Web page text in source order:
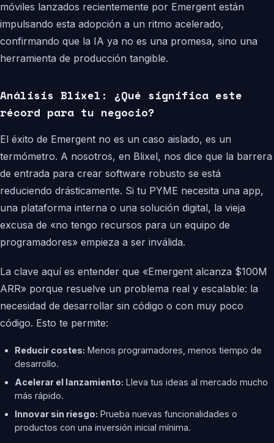
móviles lanzados recientemente por Emergent están
impulsando esta adopción a un ritmo acelerado,
confirmando que la IA ya no es una promesa, sino una
herramienta de producción tangible.
Análisis Blixel: ¿Qué significa este
récord para tu negocio?
El éxito de Emergent no es un caso aislado, es un
termómetro. A nosotros, en Blixel, nos dice que la barrera
de entrada para crear software robusto se está
reduciendo drásticamente. Si tu PYME necesita una app,
una plataforma interna o una solución digital, la vieja
excusa de «no tengo recursos para un equipo de
programadores» empieza a ser inválida.
La clave aquí es entender que «Emergent alcanza $100M
ARR» porque resuelve un problema real y escalable: la
necesidad de desarrollar sin código o con muy poco
código. Esto te permite:
Reducir costes: Menos programadores, menos tiempo de
desarrollo.
Acelerar el lanzamiento: Lleva tus ideas al mercado mucho
más rápido.
Innovar sin riesgo: Prueba nuevas funcionalidades o
productos con una inversión inicial mínima.